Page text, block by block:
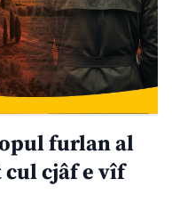
furlan al
cjâf e vîf